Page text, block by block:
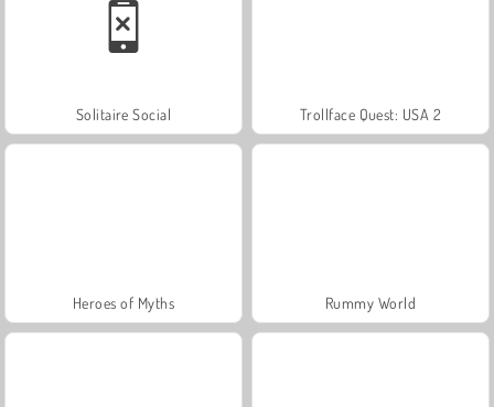
Solitaire Social Trollface Quest: USA 2
Heroes of Myths Rummy World